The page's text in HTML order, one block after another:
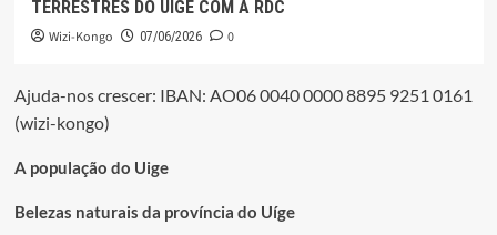
TERRESTRES DO UÍGE COM A RDC
Wizi-Kongo 07/06/2026 0
Ajuda-nos crescer: IBAN: AO06 0040 0000 8895 9251 0161
(wizi-kongo)
A população do Uige
Belezas naturais da província do Uíge